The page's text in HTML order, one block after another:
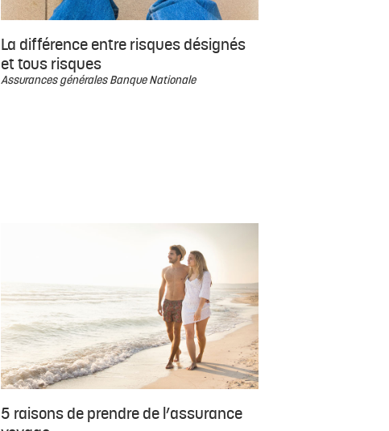
La différence entre risques désignés
et tous risques
Assurances générales Banque Nationale
5 raisons de prendre de l’assurance